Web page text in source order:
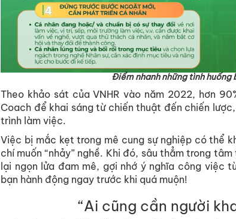
Điểm nhanh những tình huống
Theo khảo sát của VNHR vào năm 2022, hơn
Coach để khai sáng từ chiến thuật đến chiến
trình làm việc.
Việc bị mắc kẹt trong mê cung sự nghiệp có thể
chí muốn “nhảy” nghề. Khi đó, sâu thẳm trong
lại ngọn lửa đam mê, gợi nhớ ý nghĩa công việc
bạn hành động ngay trước khi quá muộn!
“Ai cũng cần người